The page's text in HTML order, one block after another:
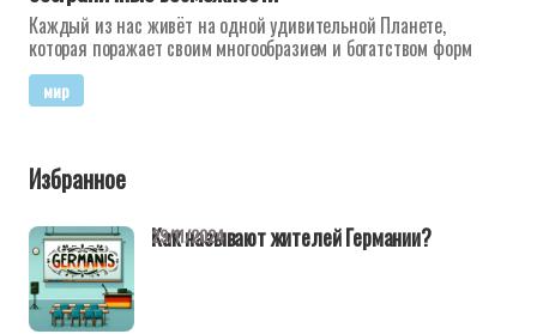
Каждый из нас живёт на одной удивительной Планете,
которая поражает своим многообразием и богатством форм
мир
Избранное
Как называют жителей Германии?
29/11/2024